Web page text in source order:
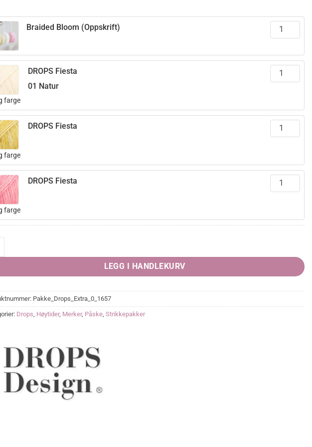
Braided Bloom (Oppskrift)
farge
DROPS Fiesta
01 Natur
farge
DROPS Fiesta
farge
DROPS Fiesta
Bloom quantity
LEGG I HANDLEKURV
Pakke_Drops_Extra_0_1657
Drops Høytider, Merker, Påske Strikkepakker